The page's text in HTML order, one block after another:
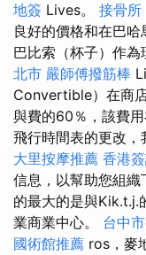
地簽 Lives。 接骨所
良好的價格和在巴
巴比索（杯子）作
北市 嚴師傅撥筋棒
Convertible）在商
與費的60％，該費
飛行時間表的更改，
大里按摩推薦 香港
信息，以幫助您組
的最大的是與Kik.t.j.
業商業中心。 台中
國術館推薦 ros，麥